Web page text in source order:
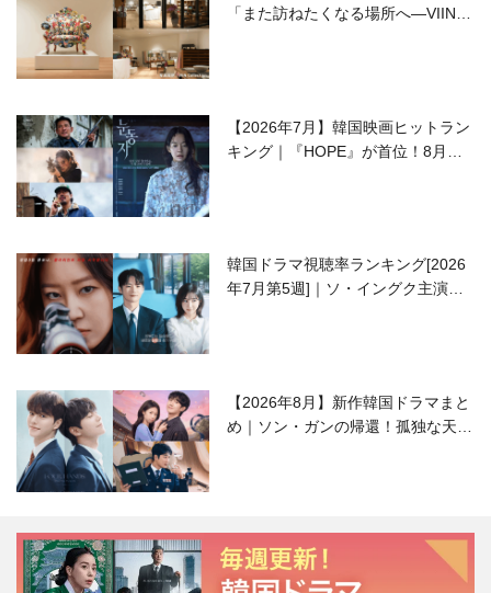
「また訪ねたくなる場所へ―VIIN C
【2026年7月】韓国映画ヒットラン
キング｜『HOPE』が首位！8月公
韓国ドラマ視聴率ランキング[2026
年7月第5週]｜ソ・イングク主演の
【2026年8月】新作韓国ドラマまと
め｜ソン・ガンの帰還！孤独な天才